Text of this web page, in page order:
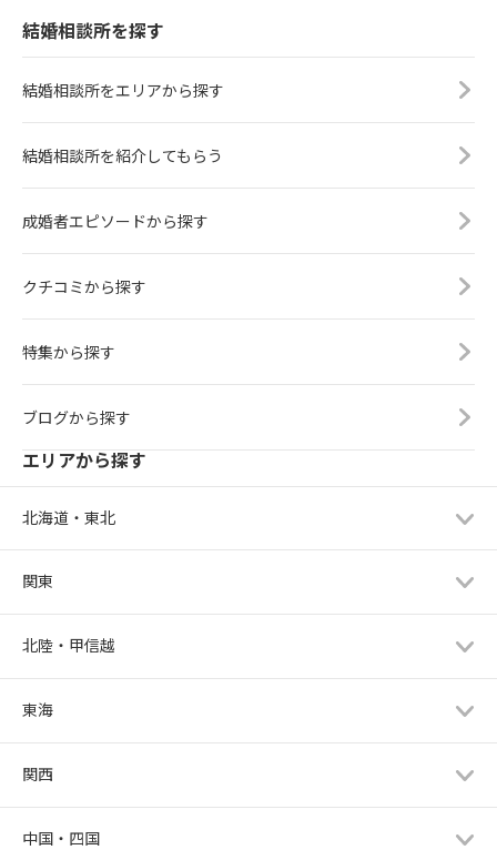
結婚相談所を探す
結婚相談所をエリアから探す
結婚相談所を紹介してもらう
成婚者エピソードから探す
クチコミから探す
特集から探す
ブログから探す
エリアから探す
北海道・東北
関東
北陸・甲信越
東海
関西
中国・四国